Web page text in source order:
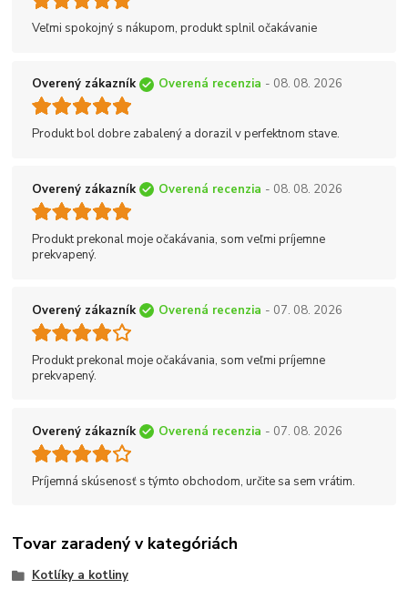
Veľmi spokojný s nákupom, produkt splnil očakávanie
Overený zákazník Overená recenzia - 08. 08. 2026
Produkt bol dobre zabalený a dorazil v perfektnom stave.
Overený zákazník Overená recenzia - 08. 08. 2026
Produkt prekonal moje očakávania, som veľmi príjemne
prekvapený.
Overený zákazník Overená recenzia - 07. 08. 2026
Produkt prekonal moje očakávania, som veľmi príjemne
prekvapený.
Overený zákazník Overená recenzia - 07. 08. 2026
Príjemná skúsenosť s týmto obchodom, určite sa sem vrátim.
Tovar zaradený v kategóriách
Kotlíky a kotliny